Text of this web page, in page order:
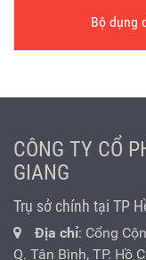
Bộ dụng
CÔNG TY CỔ
GIANG
Trụ sở chính tại TP
Địa chỉ: Cổng
Q. Tân Bình, TP. Hồ